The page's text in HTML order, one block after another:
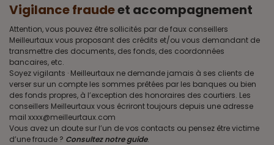
Vigilance fraudeet accompagnement
Attention, vous pouvez être sollicités par de faux conseillers
Meilleurtaux vous proposant des crédits et/ou vous demandant de
transmettre des documents, des fonds, des coordonnées
bancaires, etc.
Soyez vigilants · Meilleurtaux ne demande jamais à ses clients de
verser sur un compte les sommes prêtées par les banques ou bien
des fonds propres, à l’exception des honoraires des courtiers. Les
conseillers Meilleurtaux vous écriront toujours depuis une adresse
mail xxxx@meilleurtaux.com
Vous avez un doute sur l’un de vos contacts ou pensez être victime
d’une fraude ? Consultez notre guide.